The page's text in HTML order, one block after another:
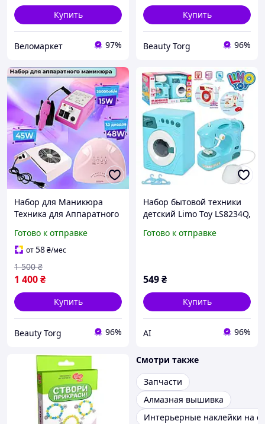
Купить
Веломаркет 97%
Купить
Beauty Torg 96%
Набор для Маникюра
Техника для Аппаратного
Mercedes 20.000 Вытяжка
45 Вт и Лампа 48 Вт
Готово к отправке
от58₴/мес
1 400₴
1 500 ₴
Купить
Beauty Torg 96%
Набор бытовой техники
детский Limo Toy LS8234Q,
эффекты
Готово к отправке
549₴
Купить
AI 96%
Смотри также
Запчасти
Алмазная вышивка
Интерьерные наклейки на